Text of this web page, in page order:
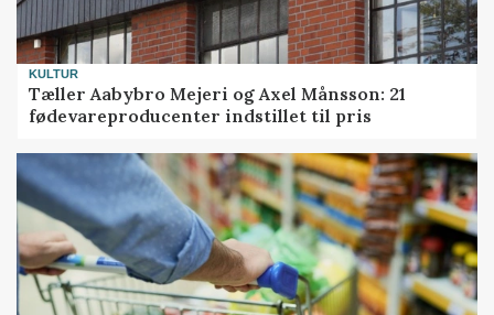
KULTUR
Tæller Aabybro Mejeri og Axel Månsson: 21
fødevareproducenter indstillet til pris